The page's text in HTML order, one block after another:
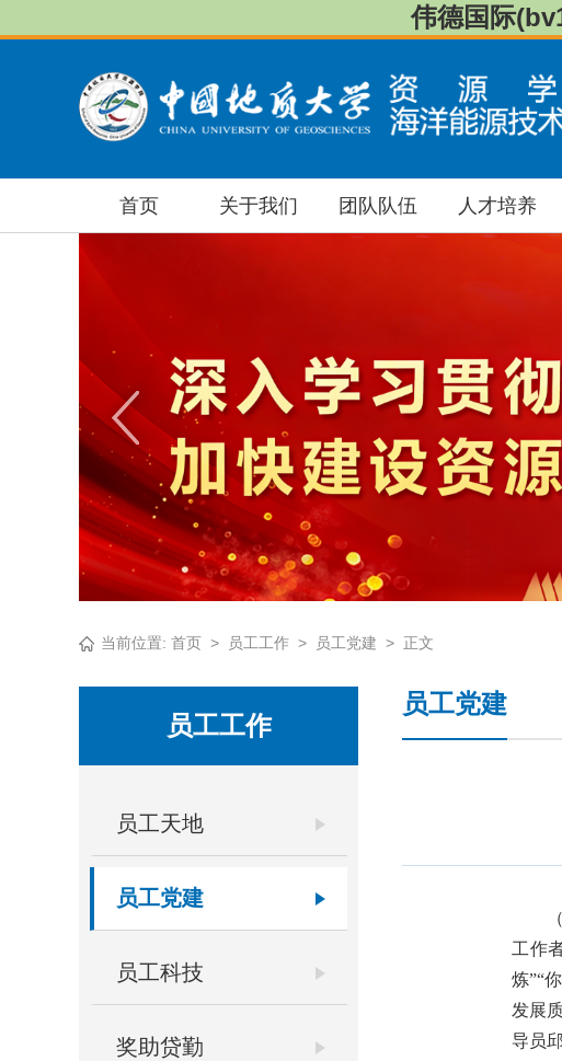
伟德国际
首页 关于我们 团队队伍 人才培养
当前位置: 首页 > 员工工作 > 员工党建 > 正文
员工工作
员工天地
员工党建
员工科技
奖助贷勤
员工党建
工作
炼”“
发展
导员